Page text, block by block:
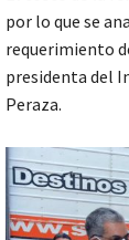
por lo que se
requerimiento
presidenta del
Peraza.